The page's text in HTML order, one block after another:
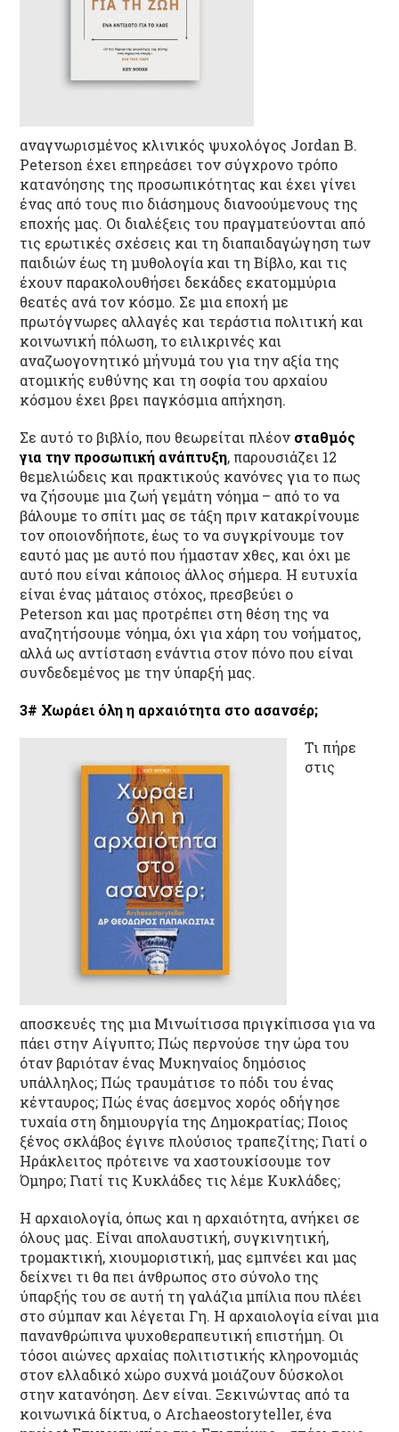
αναγνωρισμένος κλινικός ψυχολόγος Jordan B.
Peterson έχει επηρεάσει τον σύγχρονο τρόπο
κατανόησης της προσωπικότητας και έχει γίνει
ένας από τους πιο διάσημους διανοούμενους της
εποχής μας. Οι διαλέξεις του πραγματεύονται από
τις ερωτικές σχέσεις και τη διαπαιδαγώγηση των
παιδιών έως τη μυθολογία και τη Βίβλο, και τις
έχουν παρακολουθήσει δεκάδες εκατομμύρια
θεατές ανά τον κόσμο. Σε μια εποχή με
πρωτόγνωρες αλλαγές και τεράστια πολιτική και
κοινωνική πόλωση, το ειλικρινές και
αναζωογονητικό μήνυμά του για την αξία της
ατομικής ευθύνης και τη σοφία του αρχαίου
κόσμου έχει βρει παγκόσμια απήχηση.
Σε αυτό το βιβλίο, που θεωρείται πλέον σταθμός
για την προσωπική ανάπτυξη, παρουσιάζει 12
θεμελιώδεις και πρακτικούς κανόνες για το πως
να ζήσουμε μια ζωή γεμάτη νόημα – από το να
βάλουμε το σπίτι μας σε τάξη πριν κατακρίνουμε
τον οποιονδήποτε, έως το να συγκρίνουμε τον
εαυτό μας με αυτό που ήμασταν χθες, και όχι με
αυτό που είναι κάποιος άλλος σήμερα. Η ευτυχία
είναι ένας μάταιος στόχος, πρεσβεύει ο
Peterson και μας προτρέπει στη θέση της να
αναζητήσουμε νόημα, όχι για χάρη του νοήματος,
αλλά ως αντίσταση ενάντια στον πόνο που είναι
συνδεδεμένος με την ύπαρξή μας.
3# Χωράει όλη η αρχαιότητα στο ασανσέρ;
Τι πήρε
στις
αποσκευές της μια Μινωίτισσα πριγκίπισσα για να
πάει στην Αίγυπτο; Πώς περνούσε την ώρα του
όταν βαριόταν ένας Μυκηναίος δημόσιος
υπάλληλος; Πώς τραυμάτισε το πόδι του ένας
κένταυρος; Πώς ένας άσεμνος χορός οδήγησε
τυχαία στη δημιουργία της Δημοκρατίας; Ποιος
ξένος σκλάβος έγινε πλούσιος τραπεζίτης; Γιατί ο
Ηράκλειτος πρότεινε να χαστουκίσουμε τον
Όμηρο; Γιατί τις Κυκλάδες τις λέμε Κυκλάδες;
Η αρχαιολογία, όπως και η αρχαιότητα, ανήκει σε
όλους μας. Είναι απολαυστική, συγκινητική,
τρομακτική, χιουμοριστική, μας εμπνέει και μας
δείχνει τι θα πει άνθρωπος στο σύνολο της
ύπαρξής του σε αυτή τη γαλάζια μπίλια που πλέει
στο σύμπαν και λέγεται Γη. Η αρχαιολογία είναι μια
πανανθρώπινα ψυχοθεραπευτική επιστήμη. Οι
τόσοι αιώνες αρχαίας πολιτιστικής κληρονομιάς
στον ελλαδικό χώρο συχνά μοιάζουν δύσκολοι
στην κατανόηση. Δεν είναι. Ξεκινώντας από τα
κοινωνικά δίκτυα, ο Archaeostoryteller, ένα